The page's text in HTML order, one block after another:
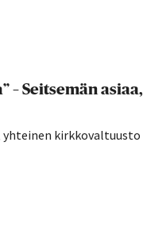
Seitsemän asiaa,
yhteinen kirkkovaltuusto